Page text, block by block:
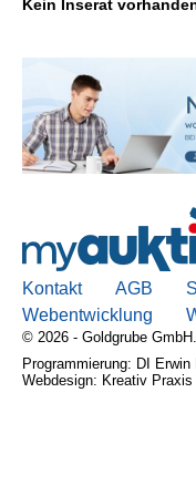
AGB,
Impressum
Kein Inserat
Kontakt AGB
Webentwicklung
© 2026 - Goldgrube
Programmierung: DI Erwin
Webdesign: Kreativ Praxis